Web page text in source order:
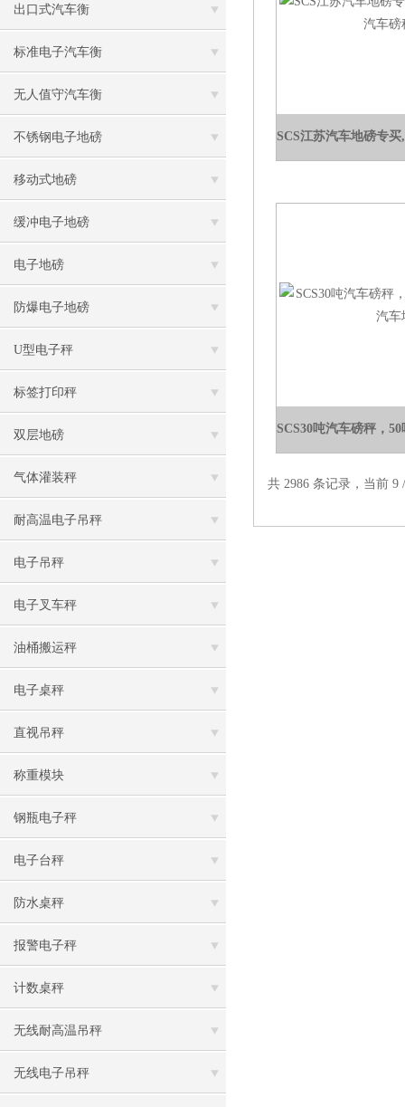
出口式汽车衡
标准电子汽车衡
无人值守汽车衡
不锈钢电子地磅
移动式地磅
缓冲电子地磅
电子地磅
防爆电子地磅
U型电子秤
标签打印秤
双层地磅
气体灌装秤
耐高温电子吊秤
电子吊秤
电子叉车秤
油桶搬运秤
电子桌秤
直视吊秤
称重模块
钢瓶电子秤
电子台秤
防水桌秤
报警电子秤
计数桌秤
无线耐高温吊秤
无线电子吊秤
共 2986 条记录，当前